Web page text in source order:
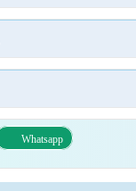
Whatsapp